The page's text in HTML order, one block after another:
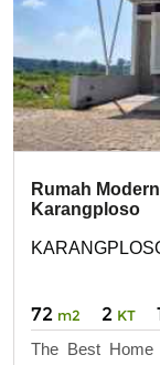
Rumah
Karangploso
72 m2 2 KT
The Best